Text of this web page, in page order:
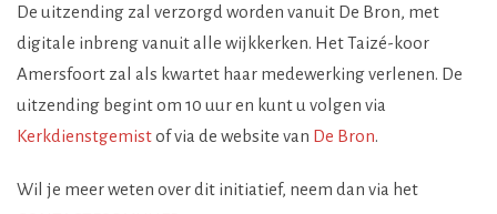
De uitzending zal verzorgd worden vanuit De Bron, met
digitale inbreng vanuit alle wijkkerken. Het Taizé-koor
Amersfoort zal als kwartet haar medewerking verlenen. De
uitzending begint om 10 uur en kunt u volgen via
Kerkdienstgemistof via de website van De Bron.
Wil je meer weten over dit initiatief, neem dan via het